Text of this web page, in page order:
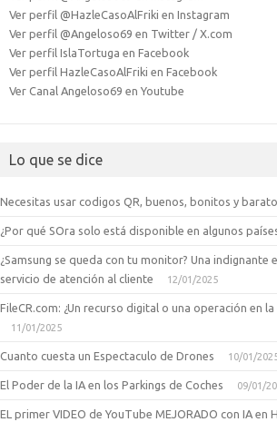
Ver perfil @HazleCasoAlFriki en Instagram
Ver perfil @Angeloso69 en Twitter / X.com
Ver perfil IslaTortuga en Facebook
Ver perfil HazleCasoAlFriki en Facebook
Ver Canal Angeloso69 en Youtube
Lo que se dice
Necesitas usar codigos QR, buenos, bonitos y
¿Por qué SOra solo está disponible en algunos
¿Samsung se queda con tu monitor? Una indignante
servicio de atención al cliente
12/01/2025
FileCR.com: ¿Un recurso digital o una operación en
11/01/2025
Cuanto cuesta un Espectaculo de Drones 10/01/
El Poder de la IA en los Parkings de Coches 09/01/
EL primer VIDEO de YouTube MEJORADO con IA en